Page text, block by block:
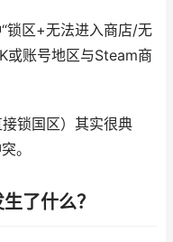
锁区+无法进入商店/无
或账号地区与Steam商
锁国区）其实很典
。
了什么？